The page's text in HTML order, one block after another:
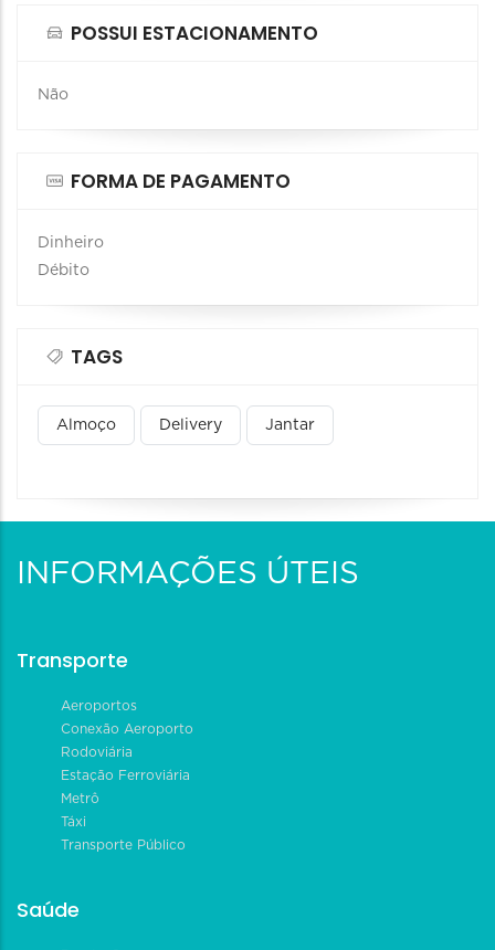
POSSUI ESTACIONAMENTO
Não
FORMA DE PAGAMENTO
Dinheiro
Débito
TAGS
Almoço Delivery Jantar
INFORMAÇÕES ÚTEIS
Transporte
Aeroportos
Conexão Aeroporto
Rodoviária
Estação Ferroviária
Metrô
Táxi
Transporte Público
Saúde